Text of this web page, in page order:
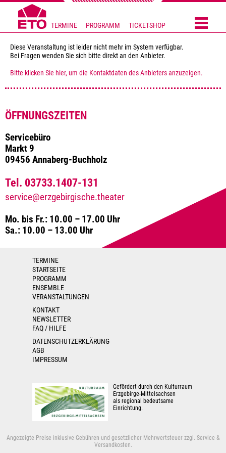
TERMINE PROGRAMM TICKETSHOP
Diese Veranstaltung ist leider nicht mehr im System verfügbar.
Bei Fragen wenden Sie sich bitte direkt an den Anbieter.
Bitte klicken Sie hier, um die Kontaktdaten des Anbieters anzuzeigen.
ÖFFNUNGSZEITEN
Servicebüro
Markt 9
09456 Annaberg-Buchholz
Tel. 03733.1407-131
service@erzgebirgische.theater
Mo. bis Fr.: 10.00 – 17.00 Uhr
Sa.: 10.00 – 13.00 Uhr
TERMINE
STARTSEITE
PROGRAMM
ENSEMBLE
VERANSTALTUNGEN
KONTAKT
NEWSLETTER
FAQ / HILFE
DATENSCHUTZERKLÄRUNG
AGB
IMPRESSUM
Gefördert durch den Kulturraum
Erzgebirge-Mittelsachsen
als regional bedeutsame
Einrichtung.
Angezeigte Preise inklusive Gebühren und gesetzlicher Mehrwertsteuer zzgl. Service &
Versandkosten.